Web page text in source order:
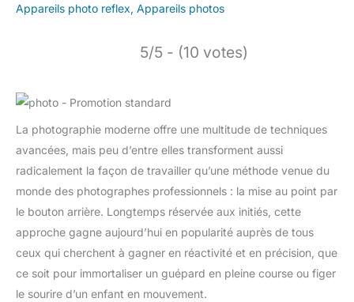
Appareils photo reflex, Appareils photos
5/5 - (10 votes)
La photographie moderne offre une multitude de techniques
avancées, mais peu d’entre elles transforment aussi
radicalement la façon de travailler qu’une méthode venue du
monde des photographes professionnels : la mise au point par
le bouton arrière. Longtemps réservée aux initiés, cette
approche gagne aujourd’hui en popularité auprès de tous
ceux qui cherchent à gagner en réactivité et en précision, que
ce soit pour immortaliser un guépard en pleine course ou figer
le sourire d’un enfant en mouvement.